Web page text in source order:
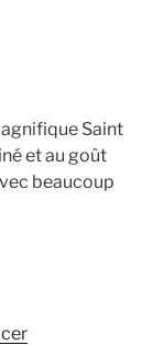
Saint
et au goût
beaucoup